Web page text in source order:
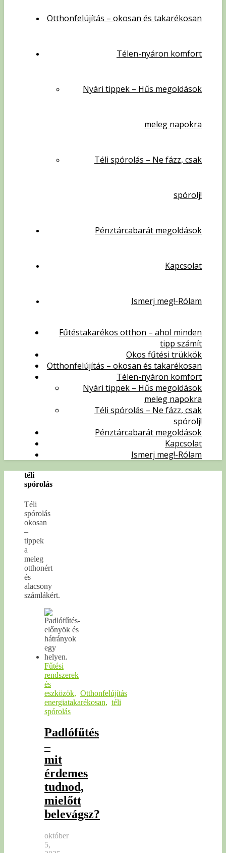
Otthonfelújítás – okosan és takarékosan
Télen-nyáron komfort
Nyári tippek – Hűs megoldások
meleg napokra
Téli spórolás – Ne fázz, csak
spórolj!
Pénztárcabarát megoldások
Kapcsolat
Ismerj meg!-Rólam
Fűtéstakarékos otthon – ahol minden
tipp számít
Okos fűtési trükkök
Otthonfelújítás – okosan és takarékosan
Télen-nyáron komfort
Nyári tippek – Hűs megoldások
meleg napokra
Téli spórolás – Ne fázz, csak
spórolj!
Pénztárcabarát megoldások
Kapcsolat
Ismerj meg!-Rólam
téli
spórolás
Téli
spórolás
okosan
–
tippek
a
meleg
otthonért
és
alacsony
számlákért.
Fűtési
rendszerek
és
eszközök, Otthonfelújítás
energiatakarékosan, téli
spórolás
Padlófűtés
–
mit
érdemes
tudnod,
mielőtt
belevágsz?
október
5,